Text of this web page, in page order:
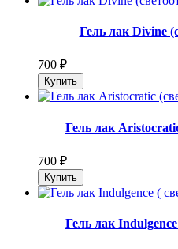
Гель лак Divine
700 ₽
Гель лак
700 ₽
Гель лак